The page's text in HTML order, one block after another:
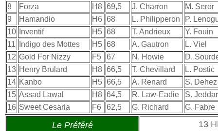
8
Forza H8 69,5 J. Charron
M. Seror
9
Hamandio H6 68 L. Philipperon
P.
10
Inventif H5 68 T. Andrieux
Y. Fouin
11
Indigo des Mottes H5 68 A. Gautron
L. Viel
12 Gold For Nizzy F5 67 N. Howie
D.
13 Henry Brulard H8 66,5 T. Chevillard
L. Postic
14 Kanbo H5 66,5 A. Renard
S. Dehez
15 Assad Lawal H8 64,5 R. Law-Eadie
S.
16 Sweet Cesaria F6 62,5 G. Richard G. Fabre
Le Préféré
13